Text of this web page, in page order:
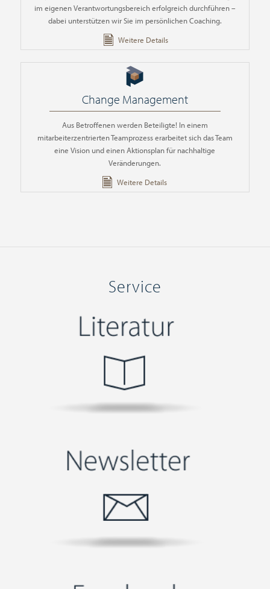
im eigenen Verantwortungsbereich erfolgreich durchführen –
dabei unterstützen wir Sie im persönlichen Coaching.
Weitere Details
Change Management
Aus Betroffenen werden Beteiligte! In einem
mitarbeiterzentrierten Teamprozess erarbeitet sich das Team
eine Vision und einen Aktionsplan für nachhaltige
Veränderungen.
Weitere Details
Service